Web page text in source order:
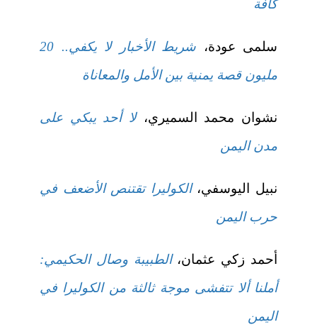
كافة
سلمى عودة،
شريط الأخبار لا يكفي.. 20
مليون قصة يمنية بين الأمل والمعاناة
نشوان محمد السميري، لا أحد يبكي على
مدن اليمن
نبيل اليوسفي،الكوليرا تقتنص الأضعف في
حرب اليمن
أحمد زكي عثمان،الطبيبة وصال الحكيمي:
أملنا ألا تتفشى موجة ثالثة من الكوليرا في
اليمن